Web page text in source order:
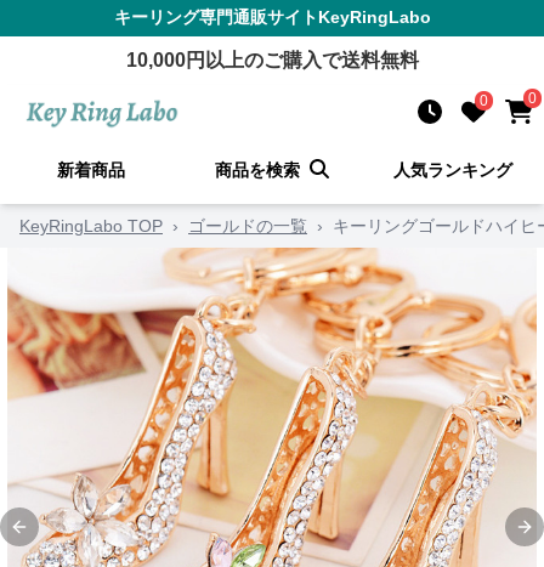
キーリング専門通販サイトKeyRingLabo
10,000円以上のご購入で送料無料
0 0
新着商品 商品を検索 人気ランキング
KeyRingLabo TOP › ゴールドの一覧 › キーリングゴールドハイ
Previous slide